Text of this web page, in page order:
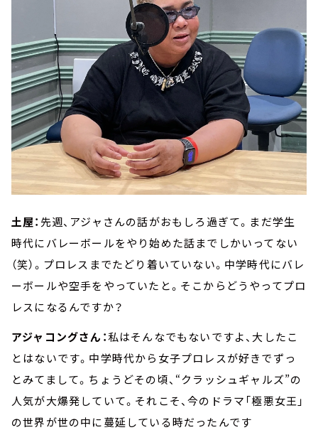
土屋： 先週、アジャさんの話がおもしろ過ぎて。まだ学生
時代にバレーボールをやり始めた話までしかいってない
（笑）。プロレスまでたどり着いていない。中学時代にバレ
ーボールや空手をやっていたと。そこからどうやってプロ
レスになるんですか？
アジャコングさん：私はそんなでもないですよ、大したこ
とはないです。中学時代から女子プロレスが好きでずっ
とみてまして。ちょうどその頃、“クラッシュギャルズ”の
人気が大爆発していて。それこそ、今のドラマ「極悪女王」
の世界が世の中に蔓延している時だったんです